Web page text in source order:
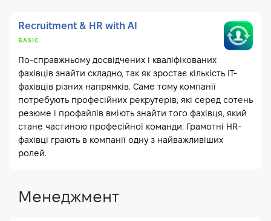
Recruitment & HR with AI
BASIC
По-справжньому досвідчених і кваліфікованих
фахівців знайти складно, так як зростає кількість IT-
фахівців різних напрямків. Саме тому компанії
потребують професійних рекрутерів, які серед сотень
резюме і профайлів вміють знайти того фахівця, який
стане частиною професійної команди. Грамотні HR-
фахівці грають в компанії одну з найважливіших
ролей.
Менеджмент